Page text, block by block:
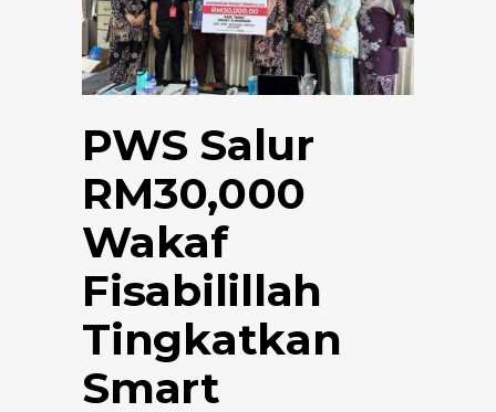
PWS Salur
RM30,000
Wakaf
Fisabilillah
Tingkatkan
Smart